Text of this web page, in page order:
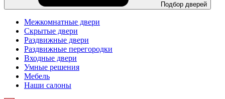
Подбор дверей
Межкомнатные двери
Скрытые двери
Раздвижные двери
Раздвижные перегородки
Входные двери
Умные решения
Мебель
Наши салоны